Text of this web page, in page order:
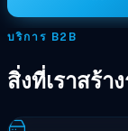
บริการ B2B
สิ่งที่เราสร้า